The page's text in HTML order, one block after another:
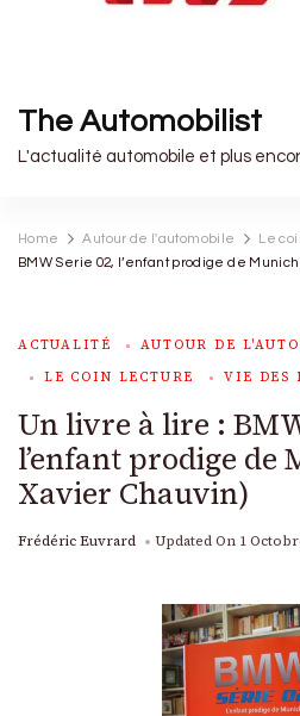
The Automobilist
L'actualité automobile et plus
Home Autour de l'automobile Le
BMW Serie 02, l’enfant prodige de
ACTUALITÉ
AUTOUR DE
LE COIN LECTURE
VIE DES
Un livre à lire :
l’enfant prodige de
Xavier Chauvin)
Frédéric Euvrard Updated On 1